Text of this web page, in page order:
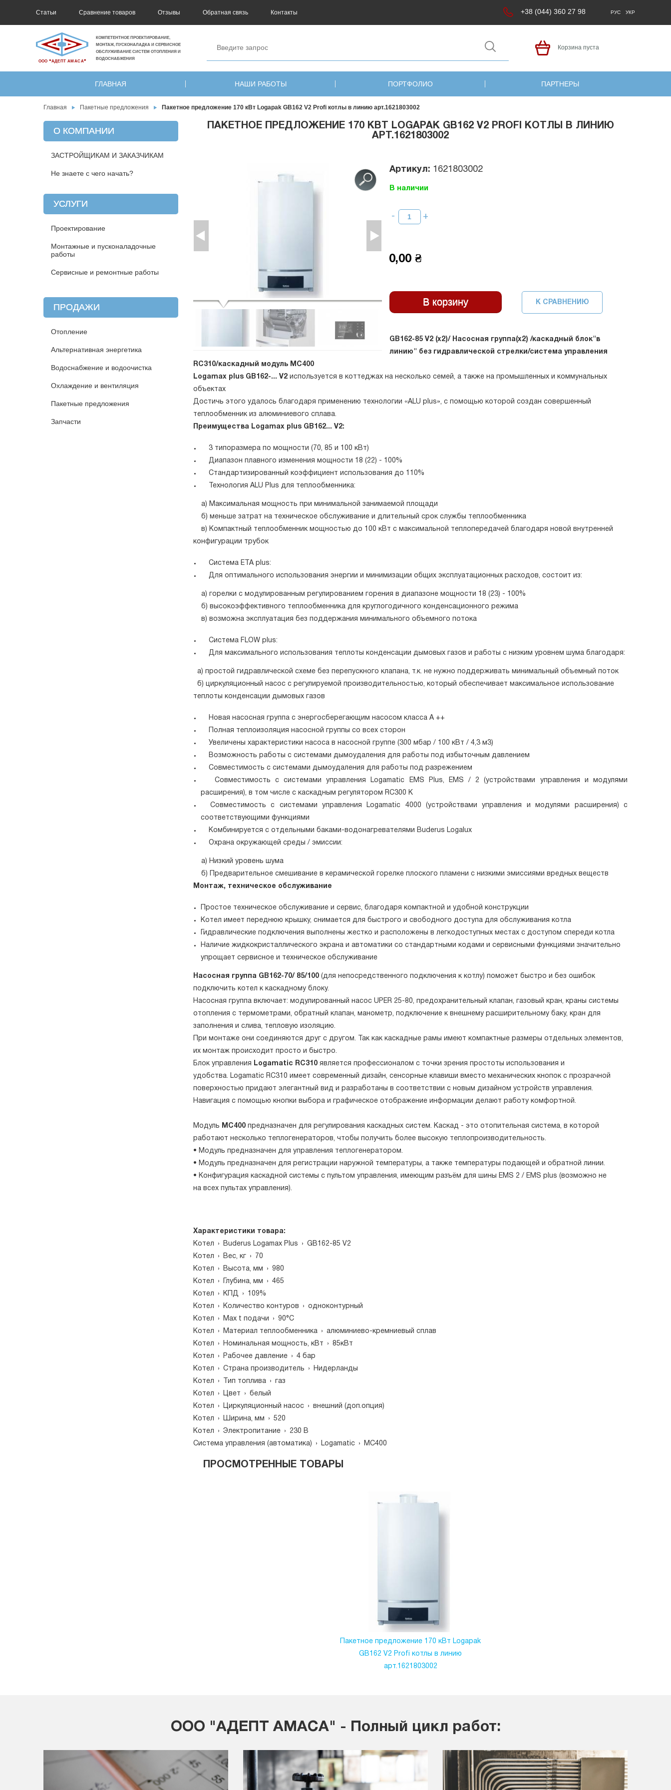
Статьи Сравнение товаров Отзывы Обратная связь Контакты +38 (044) 360 27 98 РУС УКР
ООО ❝АДЕПТ АМАСА❞
КОМПЕТЕНТНОЕ ПРОЕКТИРОВАНИЕ,
МОНТАЖ, ПУСКОНАЛАДКА И СЕРВИСНОЕ
ОБСЛУЖИВАНИЕ СИСТЕМ ОТОПЛЕНИЯ И
ВОДОСНАБЖЕНИЯ
Корзина пуста
ГЛАВНАЯ НАШИ РАБОТЫ ПОРТФОЛИО ПАРТНЕРЫ
Главная Пакетные предложения Пакетное предложение 170 кВт Logapak GB162 V2 Profi котлы в линию арт.1621803002
ПАКЕТНОЕ ПРЕДЛОЖЕНИЕ 170 КВТ LOGAPAK GB162 V2 PROFI КОТЛЫ В ЛИНИЮ
АРТ.1621803002
Артикул: 1621803002
0,00 ₴
К СРАВНЕНИЮ
В наличии
GB162-85 V2 (х2)/ Насосная группа(х2) /каскадный блок"в
линию" без гидравлической стрелки/система управления
RC310/каскадный модуль MC400
Logamax plus GB162-... V2 используется в коттеджах на несколько семей, а также на промышленных и коммунальных
объектах
Достичь этого удалось благодаря применению технологии «ALU plus», с помощью которой создан совершенный
теплообменник из алюминиевого сплава.
Преимущества Logamax plus GB162... V2:
3 типоразмера по мощности (70, 85 и 100 кВт)
Диапазон плавного изменения мощности 18 (22) - 100%
Стандартизированный коэффициент использования до 110%
Технология ALU Рlus для теплообменника:
а) Максимальная мощность при минимальной занимаемой площади
б) меньше затрат на техническое обслуживание и длительный срок службы теплообменника
в) Компактный теплообменник мощностью до 100 кВт с максимальной теплопередачей благодаря новой внутренней
конфигурации трубок
Система ETA plus:
Для оптимального использования энергии и минимизации общих эксплуатационных расходов, состоит из:
а) горелки с модулированным регулированием горения в диапазоне мощности 18 (23) - 100%
б) высокоэффективного теплообменника для круглогодичного конденсационного режима
в) возможна эксплуатация без поддержания минимального объемного потока
Система FLOW plus:
Для максимального использования теплоты конденсации дымовых газов и работы с низким уровнем шума благодаря:
а) простой гидравлической схеме без перепускного клапана, т.к. не нужно поддерживать минимальный объемный поток
б) циркуляционный насос с регулируемой производительностью, который обеспечивает максимальное использование
теплоты конденсации дымовых газов
Новая насосная группа с энергосберегающим насосом класса А ++
Полная теплоизоляция насосной группы со всех сторон
Увеличены характеристики насоса в насосной группе (300 мбар / 100 кВт / 4,3 м3)
Возможность работы с системами дымоудаления для работы под избыточным давлением
Совместимость с системами дымоудаления для работы под разрежением
Совместимость с системами управления Logamatic EMS Plus, EMS / 2 (устройствами управления и модулями
расширения), в том числе с каскадным регулятором RC300 K
Совместимость с системами управления Logamatic 4000 (устройствами управления и модулями расширения) с
соответствующими функциями
Комбинируется с отдельными баками-водонагревателями Buderus Logalux
Охрана окружающей среды / эмиссии:
а) Низкий уровень шума
б) Предварительное смешивание в керамической горелке плоского пламени с низкими эмиссиями вредных веществ
Монтаж, техническое обслуживание
Простое техническое обслуживание и сервис, благодаря компактной и удобной конструкции
Котел имеет переднюю крышку, снимается для быстрого и свободного доступа для обслуживания котла
Гидравлические подключения выполнены жестко и расположены в легкодоступных местах с доступом спереди котла
Наличие жидкокристаллического экрана и автоматики со стандартными кодами и сервисными функциями значительно
упрощает сервисное и техническое обслуживание
Насосная группа GB162-70/ 85/100 (для непосредственного подключения к котлу) поможет быстро и без ошибок
подключить котел к каскадному блоку.
Насосная группа включает: модулированный насос UPER 25-80, предохранительный клапан, газовый кран, краны системы
отопления с термометрами, обратный клапан, манометр, подключение к внешнему расширительному баку, кран для
заполнения и слива, тепловую изоляцию.
При монтаже они соединяются друг с другом. Так как каскадные рамы имеют компактные размеры отдельных элементов,
их монтаж происходит просто и быстро.
Блок управления
Logamatic RC310 является профессионалом с точки зрения простоты использования и
удобства. Logamatic RC310 имеет современный дизайн, сенсорные клавиши вместо механических кнопок с прозрачной
поверхностью придают элегантный вид и разработаны в соответствии с новым дизайном устройств управления.
Навигация с помощью кнопки выбора и графическое отображение информации делают работу комфортной.
Модуль MC400 предназначен для регулирования каскадных систем. Каскад - это отопительная система, в которой
работают несколько теплогенераторов, чтобы получить более высокую теплопроизводительность.
• Модуль предназначен для управления теплогенератором.
• Модуль предназначен для регистрации наружной температуры, а также температуры подающей и обратной линии.
• Конфигурация каскадной системы с пультом управления, имеющим разъём для шины EMS 2 / EMS plus (возможно не
на всех пультах управления).
Характеристики товара:
Котел
› Buderus Logamax Plus ›
GB162-85 V2
Котел
› Вес, кг ›
70
Котел
› Высота, мм ›
980
Котел
› Глубина, мм ›
465
Котел
› КПД ›
109%
Котел
› Количество контуров ›
одноконтурный
Котел
› Мax t подачи ›
90°C
Котел
› Материал теплообменника ›
алюминиево-кремниевый сплав
Котел
› Номинальная мощность, кВт ›
85кВт
Котел
› Рабочее давление ›
4 бар
Котел
› Страна производитель ›
Нидерланды
Котел
› Тип топлива ›
газ
Котел
› Цвет ›
белый
Котел
› Циркуляционный насос ›
внешний (доп.опция)
Котел
› Ширина, мм ›
520
Котел
› Электропитание ›
230 В
Система управления (автоматика)
› Logamatic › MC400
ПРОСМОТРЕННЫЕ ТОВАРЫ
Пакетное предложение 170 кВт Logapak
GB162 V2 Profi котлы в линию
арт.1621803002
О КОМПАНИИ
ЗАСТРОЙЩИКАМ И ЗАКАЗЧИКАМ
Не знаете с чего начать?
УСЛУГИ
Проектирование
Монтажные и пусконаладочные
работы
Сервисные и ремонтные работы
ПРОДАЖИ
Отопление
Альтернативная энергетика
Водоснабжение и водоочистка
Охлаждение и вентиляция
Пакетные предложения
Запчасти
ООО "АДЕПТ АМАСА" - Полный цикл работ: